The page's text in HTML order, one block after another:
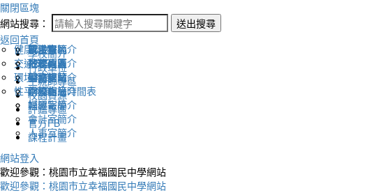
關閉區塊
網站搜尋：
送出搜尋
返回首頁
學校簡介
認識幸福
地理位置
英文網站
幸福相簿
媒體報導
行政單位
校長室簡介
教務處簡介
學務處簡介
總務處簡介
輔導室簡介
會計室簡介
人事室簡介
生親師專區
新生專區
升學專區
圖書館藏
學校作息時間表
校園資源
電子報
下載列表
評鑑專區
健康促進
交通安全
環境教育
性平教育
官方FB
課程計畫
網站登入
歡迎參觀：桃園市立幸福國民中學網站
歡迎參觀：桃園市立幸福國民中學網站